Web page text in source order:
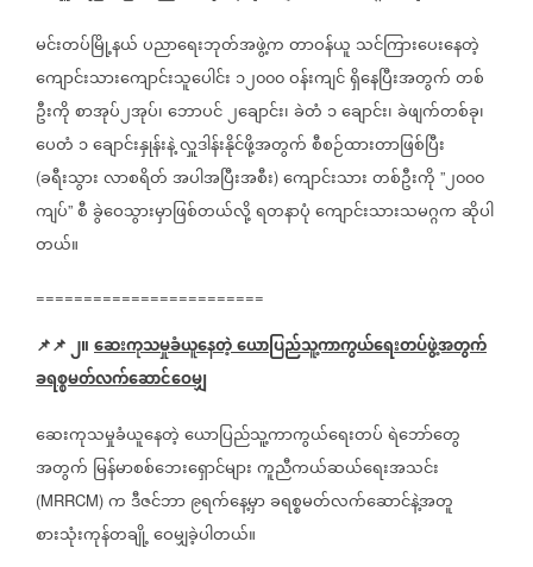
မင်းတပ်မြို့နယ်ပညာရေးဘုတ်အဖွဲ့ကတာဝန်ယူ သင်ကြားပေးနေတဲ့
ကျောင်းသားကျောင်းသူပေါင်း ၁၂၀၀၀ဝန်းကျင်ရှိနေပြီးအတွက်တစ်
ဦးကိုစာအုပ်၂အုပ်၊ဘောပင်၂ချောင်း၊ခဲတံ ၁ချောင်း၊ခဲဖျက်တစ်ခု၊
ပေတံ ၁ချောင်းနှုန်းနဲ့လှူဒါန်းနိုင်ဖို့အတွက်စီစဉ်ထားတာဖြစ်ပြီး
(ခရီးသွားလာစရိတ်အပါအပြီးအစီး) ကျောင်းသားတစ်ဦးကို ”၂၀၀၀
ကျပ်” စီခွဲဝေသွားမှာဖြစ်တယ်လို့ရတနာပုံကျောင်းသားသမဂ္ဂကဆိုပါ
တယ်။
========================
📌📌၂။ဆေးကုသမှုခံယူနေတဲ့ယောပြည်သူ့ကာကွယ်ရေးတပ်ဖွဲ့အတွက်
ခရစ္စမတ်လက်ဆောင်ဝေမျှ
ဆေးကုသမှုခံယူနေတဲ့ယောပြည်သူ့ကာကွယ်ရေးတပ်ရဲဘော်တွေ
အတွက် မြန်မာစစ်ဘေးရှောင်များကူညီကယ်ဆယ်ရေးအသင်း
(MRRCM) ကဒီဇင်ဘာ၉ရက်နေ့မှာခရစ္စမတ်လက်ဆောင်နဲ့အတူ
စားသုံးကုန်တချို့ဝေမျှခဲ့ပါတယ်။